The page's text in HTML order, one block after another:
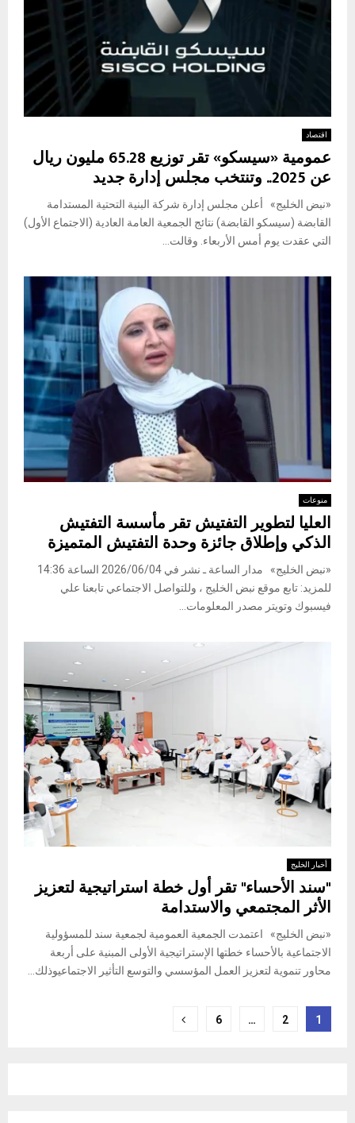
اقتصاد
عمومية «سيسكو» تقر توزيع 65.28 مليون ريال
عن 2025.. وتنتخب مجلس إدارة جديد
«نبض الخليج» أعلن مجلس إدارة شركة البنية التحتية المستدامة
القابضة (سيسكو القابضة) نتائج الجمعية العامة العادية (الاجتماع الأول)
التي عقدت يوم أمس الأربعاء. وقالت...
منوعات
العليا لتطوير التفتيش تقر مأسسة التفتيش
الذكي وإطلاق جائزة وحدة التفتيش المتميزة
«نبض الخليج» مدار الساعة ـ نشر في 2026/06/04 الساعة 14:36
للمزيد: تابع موقع نبض الخليج ، وللتواصل الاجتماعي تابعنا علي
فيسبوك وتويتر مصدر المعلومات...
أخبار الخليج
"سند الأحساء" تقر أول خطة استراتيجية لتعزيز
الأثر المجتمعي والاستدامة
«نبض الخليج» اعتمدت الجمعية العمومية لجمعية سند للمسؤولية
الاجتماعية بالأحساء خطتها الإستراتيجية الأولى المبنية على أربعة
محاور تنموية لتعزيز العمل المؤسسي والتوسع التأثير الاجتماعيوذلك...
Posts
1
2
…
6